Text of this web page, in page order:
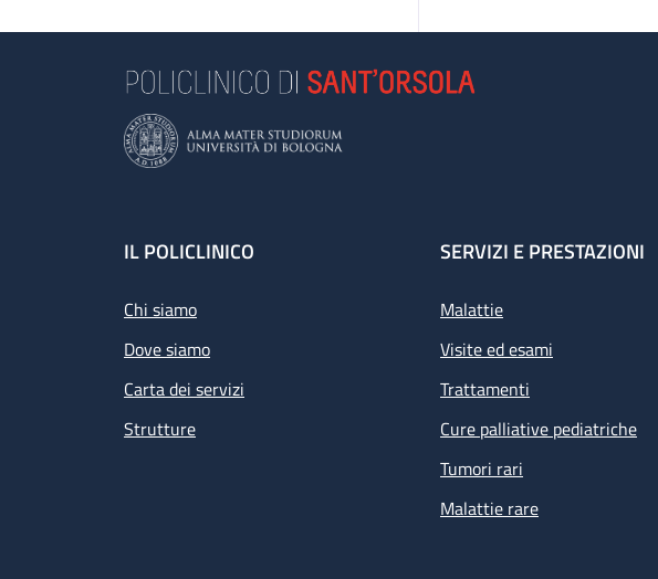
Footer
IL POLICLINICO
Chi siamo
Dove siamo
Carta dei servizi
Strutture
SERVIZI E PRESTAZIONI
Malattie
Visite ed esami
Trattamenti
Cure palliative pediatriche
Tumori rari
Malattie rare